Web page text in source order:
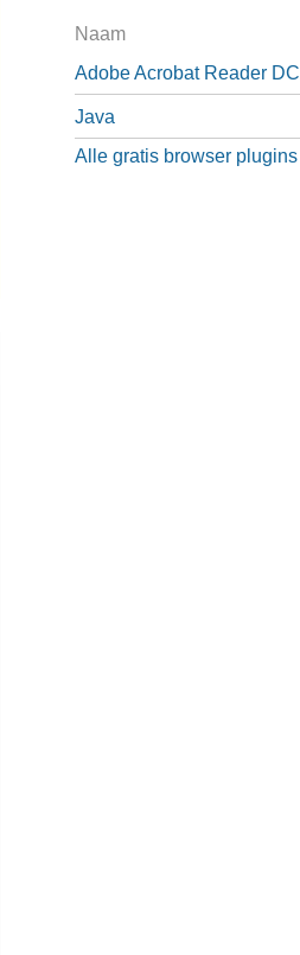
Naam
Adobe Acrobat Reader DC
Java
Alle gratis browser plugins